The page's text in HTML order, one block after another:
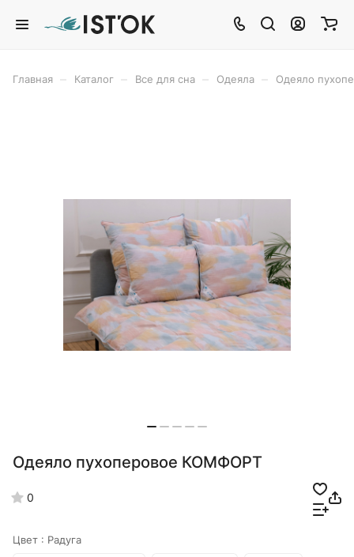
Главная Каталог Все для сна Одеяла Одеяло
Одеяло пухоперовое КОМФОРТ
0
Цвет : Радуга